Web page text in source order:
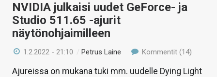
NVIDIA julkaisi uudet GeForce- ja
Studio 511.65 -ajurit
näytönohjaimilleen
1.2.2022 - 21:10 /Petrus Laine Kommentit (14)
Ajureissa on mukana tuki mm. uudelle Dying Light